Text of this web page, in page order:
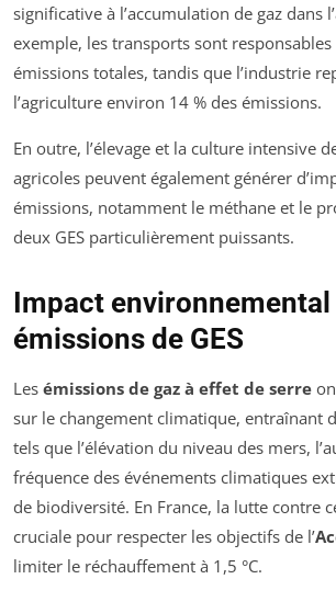
significative à l’accumulation de gaz dans
exemple, les transports sont responsables
émissions totales, tandis que l’industrie
l’agriculture environ 14 % des émissions.
En outre, l’élevage et la culture intensive
agricoles peuvent également générer
émissions, notamment le méthane et le
deux GES particulièrement puissants.
Impact environnemental
émissions de GES
Les émissions de gaz à effet de serre
sur le changement climatique, entraînant
tels que l’élévation du niveau des mers,
fréquence des événements climatiques
de biodiversité. En France, la lutte contre
cruciale pour respecter les objectifs de l’
limiter le réchauffement à 1,5 °C.